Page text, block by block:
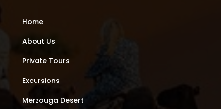
Home
About Us
Private Tours
Excursions
Merzouga Desert